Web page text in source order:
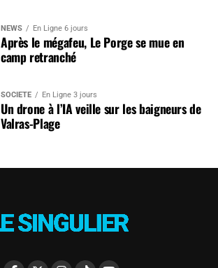
NEWS En Ligne 6 jours
Après le mégafeu, Le Porge se mue en
camp retranché
SOCIÉTÉ En Ligne 3 jours
Un drone à l’IA veille sur les baigneurs de
Valras-Plage